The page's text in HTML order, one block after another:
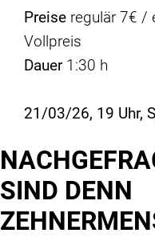
Preise regulär 7€ /
Vollpreis
Dauer1:30 h
21/03/26, 19 Uhr,
SIND DENN